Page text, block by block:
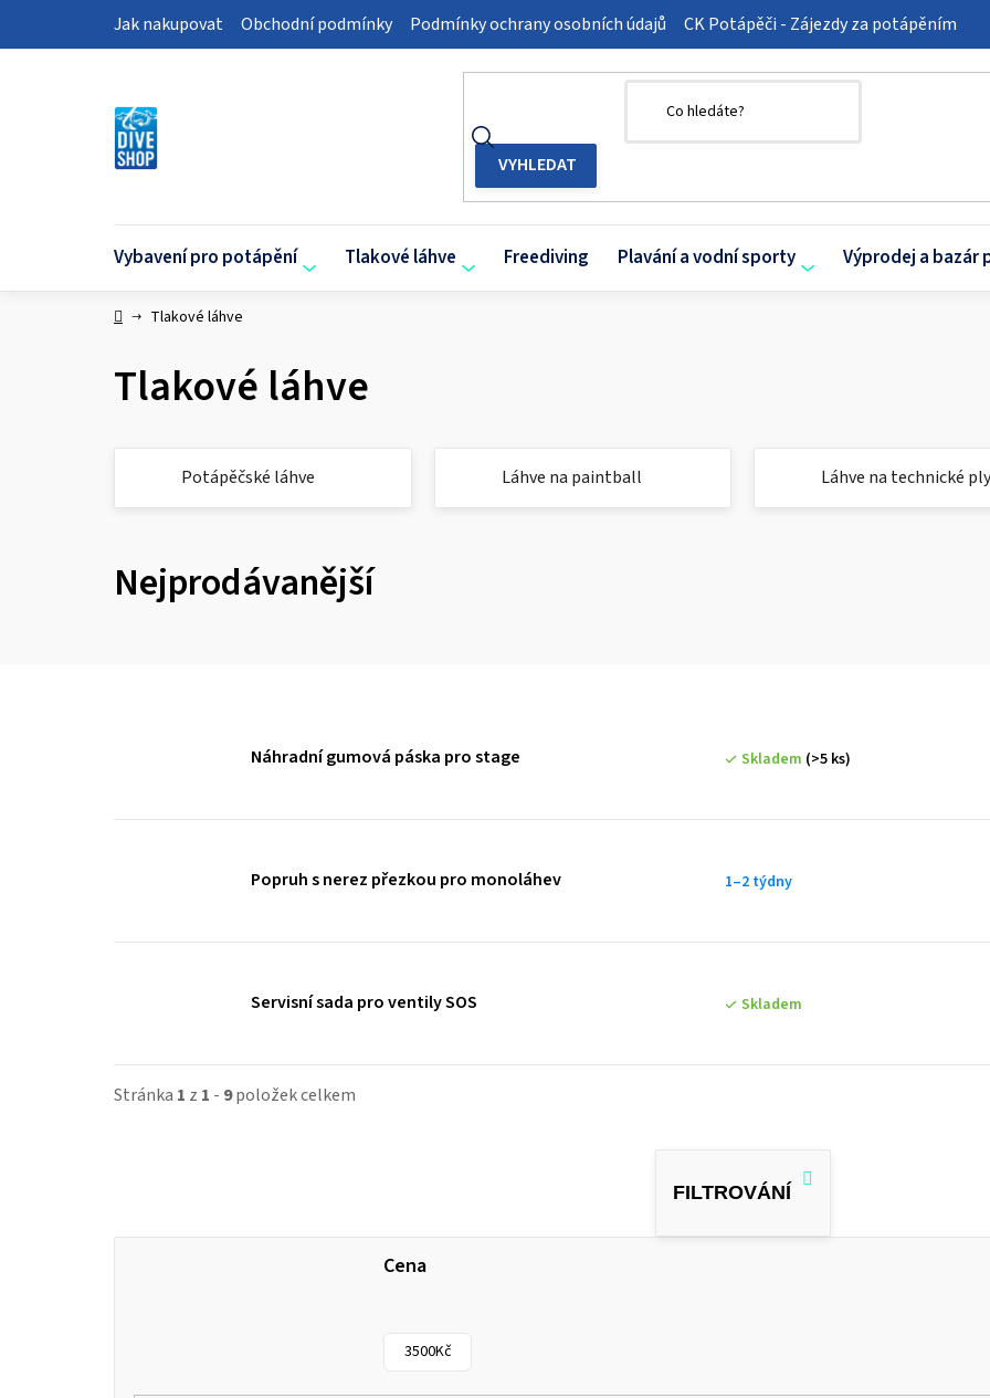
Jak nakupovat Obchodní podmínky Podmínky ochrany osobních údajů CK Potápěči - Zájezdy za potápěním
Vybavení pro potápění Tlakové láhve Freediving Plavání a vodní sporty Výprodej a bazár
DomůTlakové láhve
Tlakové láhve
Potápěčské láhve Láhve na paintball Láhve na technické
Nejprodávanější
Náhradní gumová páska pro stage Skladem (>5 ks)
Popruh s nerez přezkou pro monoláhev 1–2 týdny
Servisní sada pro ventily SOS Skladem
Stránka 1 z 1 - 9položek celkem
Cena
3500Kč